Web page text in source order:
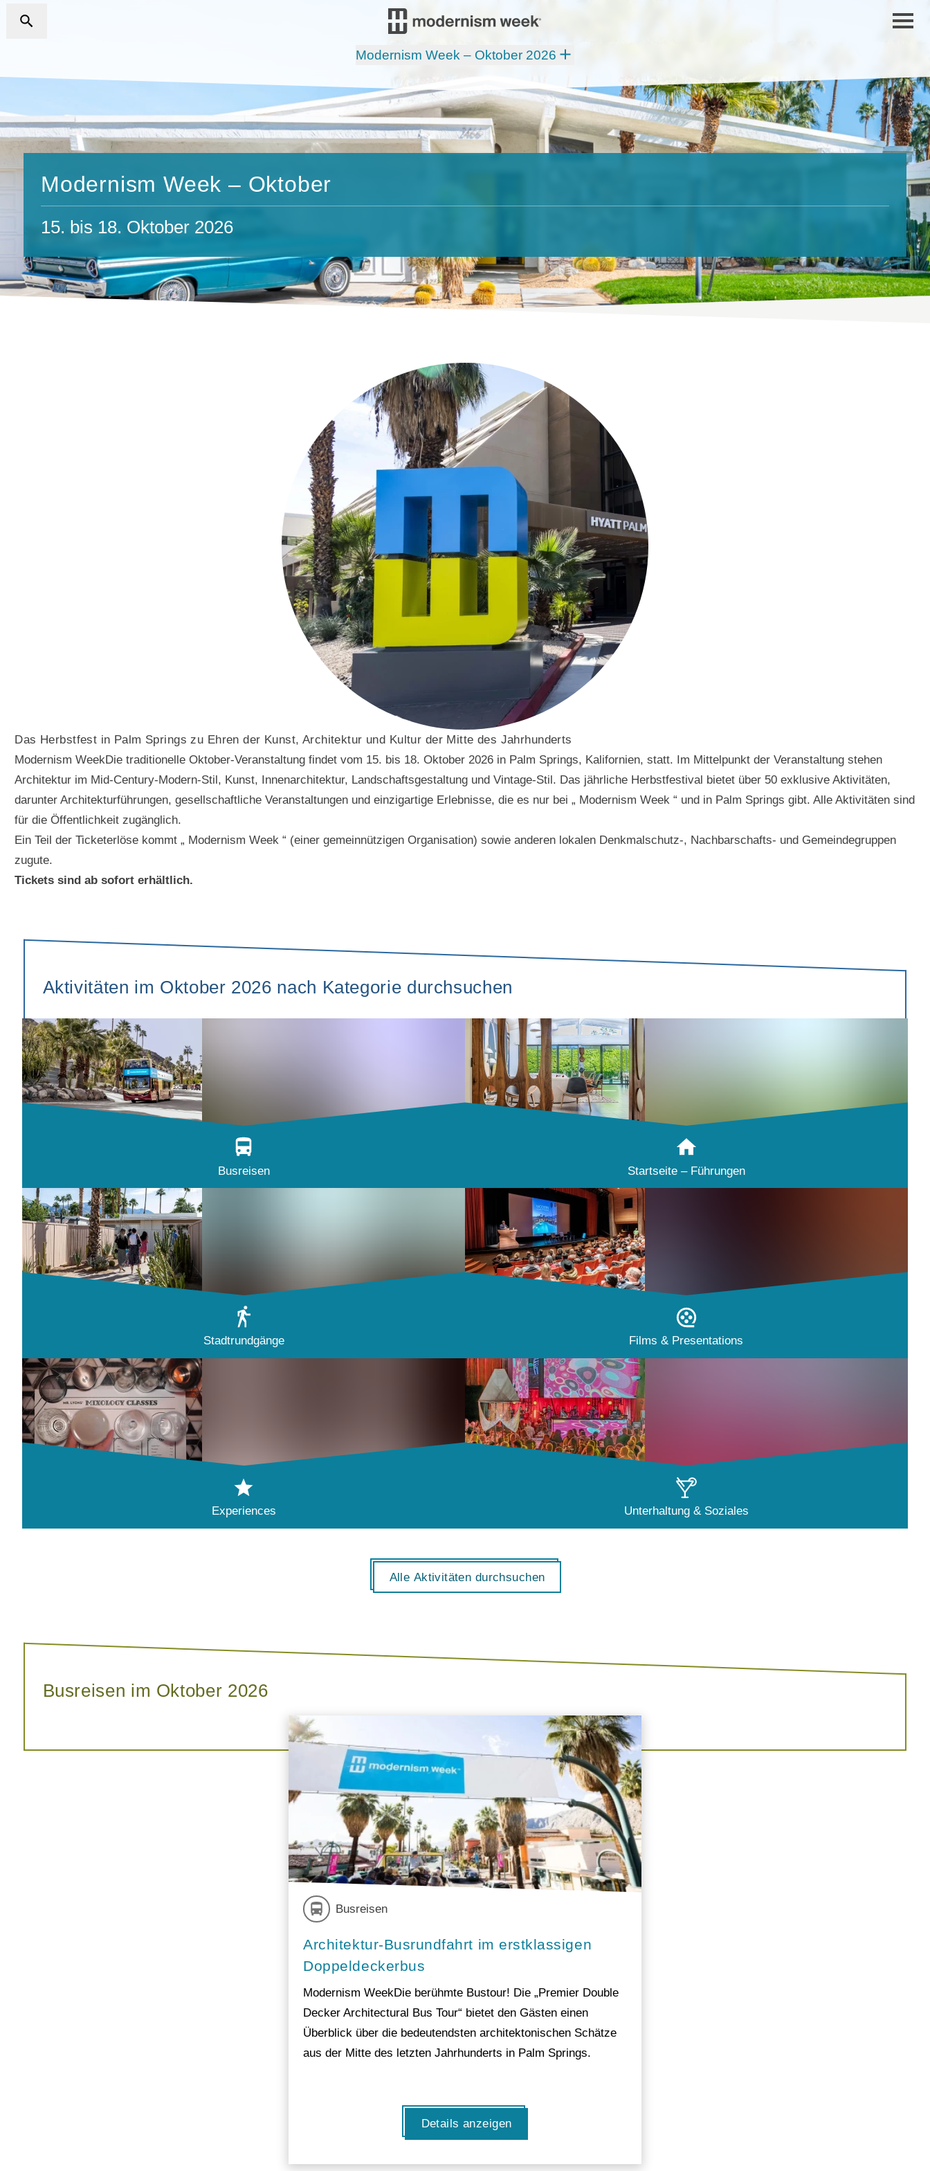
Modernism Week – Oktober 2026
Modernism Week – Oktober
15. bis 18. Oktober 2026
Das Herbstfest in Palm Springs zu Ehren der Kunst, Architektur und Kultur der Mitte des Jahrhunderts
Modernism WeekDie traditionelle Oktober-Veranstaltung findet vom 15. bis 18. Oktober 2026 in Palm Springs, Kalifornien, statt. Im Mittelpunkt der Veranstaltung stehen
Architektur im Mid-Century-Modern-Stil, Kunst, Innenarchitektur, Landschaftsgestaltung und Vintage-Stil. Das jährliche Herbstfestival bietet über 50 exklusive Aktivitäten,
darunter Architekturführungen, gesellschaftliche Veranstaltungen und einzigartige Erlebnisse, die es nur bei „ Modernism Week “ und in Palm Springs gibt. Alle Aktivitäten sind
für die Öffentlichkeit zugänglich.
Ein Teil der Ticketerlöse kommt „ Modernism Week “ (einer gemeinnützigen Organisation) sowie anderen lokalen Denkmalschutz-, Nachbarschafts- und Gemeindegruppen
zugute.
Tickets sind ab sofort erhältlich.
Aktivitäten im Oktober 2026 nach Kategorie durchsuchen
Busreisen Startseite – Führungen
Stadtrundgänge Films & Presentations
Experiences Unterhaltung & Soziales
Alle Aktivitäten durchsuchen
Busreisen im Oktober 2026
Busreisen
Architektur-Busrundfahrt im erstklassigen
Doppeldeckerbus
Modernism WeekDie berühmte Bustour! Die „Premier Double
Decker Architectural Bus Tour“ bietet den Gästen einen
Überblick über die bedeutendsten architektonischen Schätze
aus der Mitte des letzten Jahrhunderts in Palm Springs.
Details anzeigen